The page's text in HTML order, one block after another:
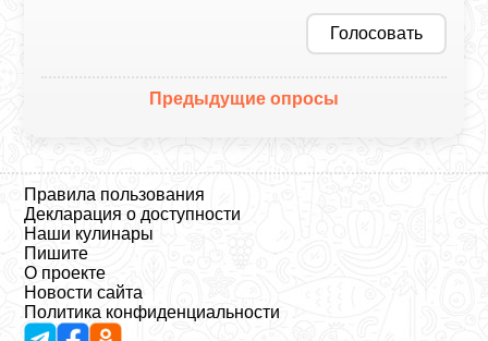
Голосовать
Предыдущие опросы
Правила пользования
Декларация о доступности
Наши кулинары
Пишите
О проекте
Новости сайта
Политика конфиденциальности